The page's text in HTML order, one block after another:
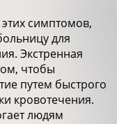
симптомов,
для
Экстренная
чтобы
путем быстрого
кровотечения.
людям